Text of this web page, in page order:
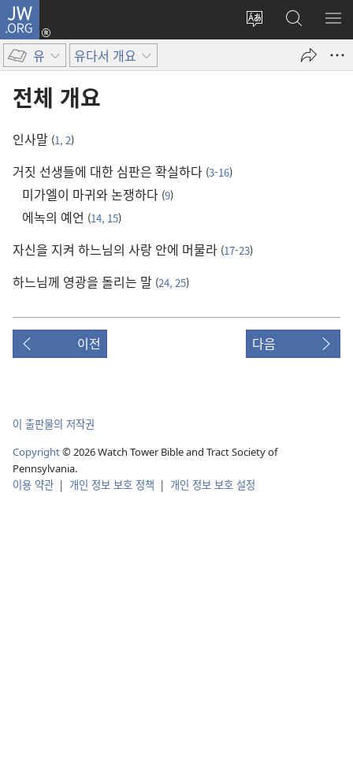
JW.ORG
사이트
변경
로그인
(새로운
열기)
JW.ORG
검색
메
유 유다서 개요
전체 개요
인사말 (1, 2)
거짓 선생들에 대한 심판은 확실하다 (3-16)
미가엘이 마귀와 논쟁하다 (9)
에녹의 예언 (14, 15)
자신을 지켜 하느님의 사랑 안에 머물라 (17-23)
하느님께 영광을 돌리는 말 (24, 25)
이전 다음
이 출판물의 저작권
Copyright© 2026 Watch Tower Bible and Tract Society of
Pennsylvania.
이용 약관 | 개인 정보 보호 정책 | 개인 정보 보호 설정